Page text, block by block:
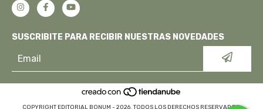
SUSCRIBITE PARA RECIBIR NUESTRAS NOVEDADES
COPYRIGHT EDITORIAL BONUM - 2026. TODOS LOS DERECHOS RESERVADOS.